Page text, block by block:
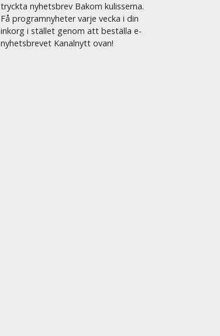
tryckta nyhetsbrev Bakom kulisserna.
Få programnyheter varje vecka i din
inkorg i stället genom att beställa e-
nyhetsbrevet Kanalnytt ovan!